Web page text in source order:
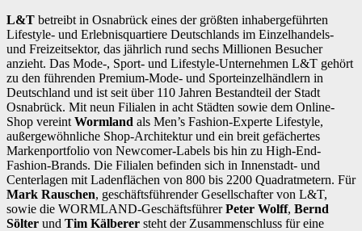
L&T betreibt in Osnabrück eines der größten inhabergeführten
Lifestyle- und Erlebnisquartiere Deutschlands im Einzelhandels-
und Freizeitsektor, das jährlich rund sechs Millionen Besucher
anzieht. Das Mode-, Sport- und Lifestyle-Unternehmen L&T gehört
zu den führenden Premium-Mode- und Sporteinzelhändlern in
Deutschland und ist seit über 110 Jahren Bestandteil der Stadt
Osnabrück. Mit neun Filialen in acht Städten sowie dem Online-
Shop vereint Wormland als Men’s Fashion-Experte Lifestyle,
außergewöhnliche Shop-Architektur und ein breit gefächertes
Markenportfolio von Newcomer-Labels bis hin zu High-End-
Fashion-Brands. Die Filialen befinden sich in Innenstadt- und
Centerlagen mit Ladenflächen von 800 bis 2200 Quadratmetern. Für
Mark Rauschen, geschäftsführender Gesellschafter von L&T,
sowie die WORMLAND-GeschäftsführerPeter Wolff, Bernd
Sölter und Tim Kälberer steht der Zusammenschluss für eine